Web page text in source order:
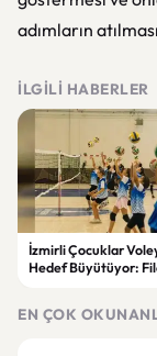
adımların
İLGILI HABERLER
İzmirli Çocuklar
Hedef Büyütüyor:
EN ÇOK